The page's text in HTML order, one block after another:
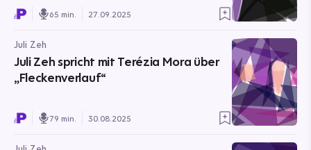
65 min. 27.09.2025
Juli Zeh
Juli Zeh spricht mit Terézia Mora über
„Fleckenverlauf“
79 min. 30.08.2025